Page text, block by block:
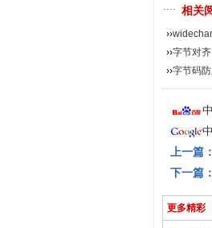
相关
››
››字节对齐
››字节码
上一篇：
下一篇：
更多精彩